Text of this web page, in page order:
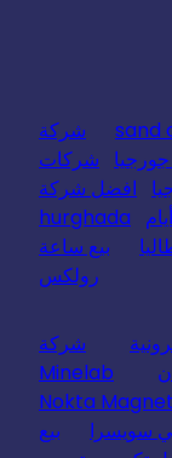
sand
شركة
شركات
افضل شركة
hurghada
بيع ساعة
رولكس
شركة
Minelab
Nokta
سويسرا
بيع